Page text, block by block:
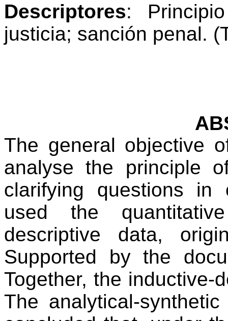
Descriptores:
justicia; sanción penal.
The general objective
analyse the principle
clarifying questions in
used the
descriptive data,
Supported by the
Together, the inductive-
The analytical-